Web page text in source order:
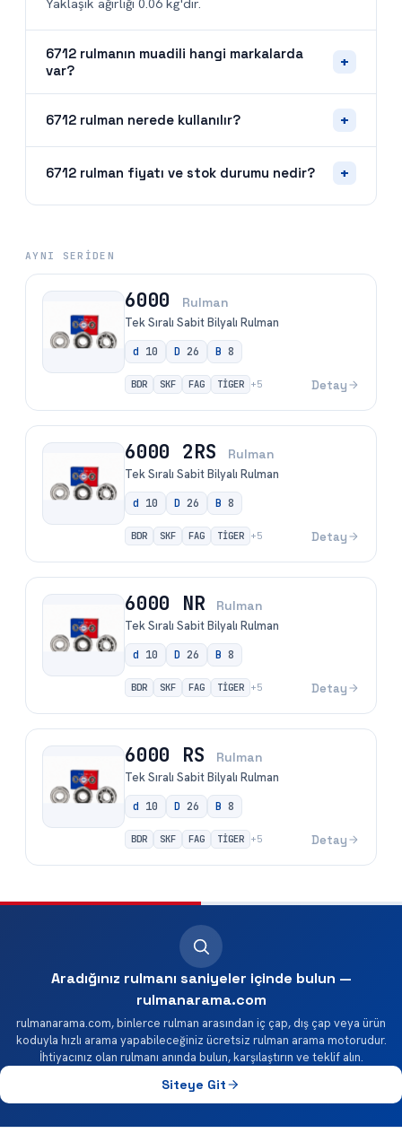
6712 rulmanın muadili hangi markalarda
var?
+
6712 rulman nerede kullanılır? +
6712 rulman fiyatı ve stok durumu nedir? +
AYNI SERIDEN
6000 Rulman
Tek Sıralı Sabit Bilyalı Rulman
d 10 D 26 B 8
BDR SKF FAG TİGER +5 Detay
6000 2RS Rulman
Tek Sıralı Sabit Bilyalı Rulman
d 10 D 26 B 8
BDR SKF FAG TİGER +5 Detay
6000 NR Rulman
Tek Sıralı Sabit Bilyalı Rulman
d 10 D 26 B 8
BDR SKF FAG TİGER +5 Detay
6000 RS Rulman
Tek Sıralı Sabit Bilyalı Rulman
d 10 D 26 B 8
BDR SKF FAG TİGER +5 Detay
Aradığınız rulmanı saniyeler içinde bulun —
rulmanarama.com
rulmanarama.com, binlerce rulman arasından iç çap, dış çap veya ürün
koduyla hızlı arama yapabileceğiniz ücretsiz rulman arama motorudur.
İhtiyacınız olan rulmanı anında bulun, karşılaştırın ve teklif alın.
Siteye Git